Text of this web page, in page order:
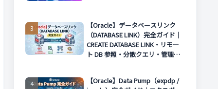
【Oracle】データベースリンク
（DATABASE LINK）完全ガイド｜
CREATE DATABASE LINK・リモー
ト DB 参照・分散クエリ・管理方
【Oracle】Data Pump（expdp /